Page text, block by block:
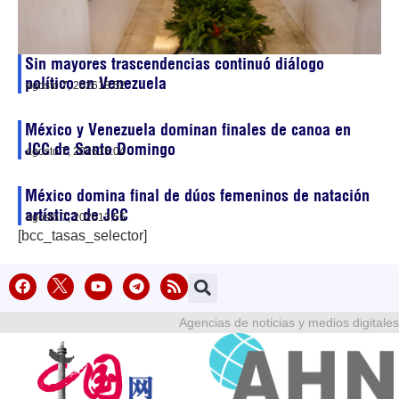
Sin mayores trascendencias continuó diálogo
político en Venezuela
agosto 7, 202618:52
México y Venezuela dominan finales de canoa en
JCC de Santo Domingo
agosto 7, 202615:04
México domina final de dúos femeninos de natación
artística de JCC
agosto 7, 202613:55
[bcc_tasas_selector]
Agencias de noticias y medios digitales